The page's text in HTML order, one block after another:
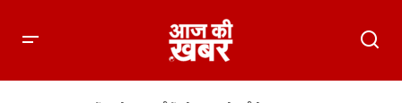
फाइनल में हार के बाद न्यूजीलैंड के कप्तान ने कही ये बात